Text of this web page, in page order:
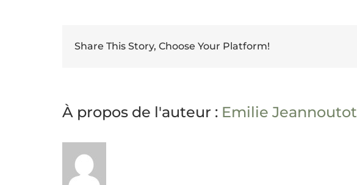
Share This Story, Choose Your Platform!
À propos de l'auteur : Emilie Jeannoutot